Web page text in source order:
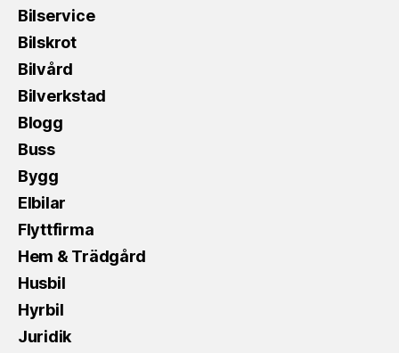
Bilservice
Bilskrot
Bilvård
Bilverkstad
Blogg
Buss
Bygg
Elbilar
Flyttfirma
Hem & Trädgård
Husbil
Hyrbil
Juridik